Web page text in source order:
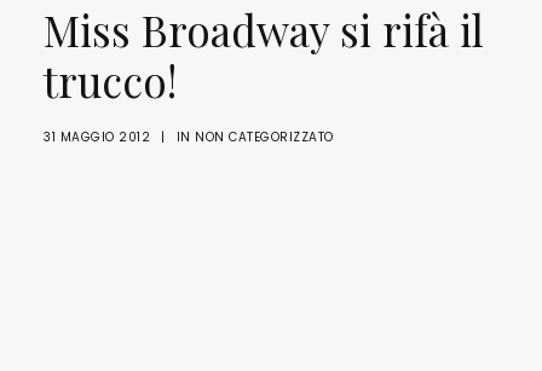
ADVOCACY
CONTATTACI
Miss Broadway si rifà il
trucco!
31 MAGGIO 2012 | IN NON CATEGORIZZATO